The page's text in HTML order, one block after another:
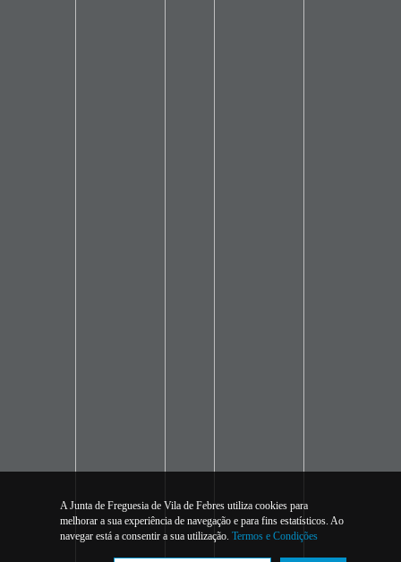
A Junta de Freguesia de Vila de Febres utiliza cookies para
melhorar a sua experiência de navegação e para fins estatísticos. Ao
navegar está a consentir a sua utilização. Termos e Condições